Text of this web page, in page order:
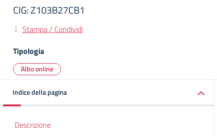
CIG: Z103B27CB1
Stampa / Condividi
Tipologia
Albo online
Indice della pagina
Descrizione